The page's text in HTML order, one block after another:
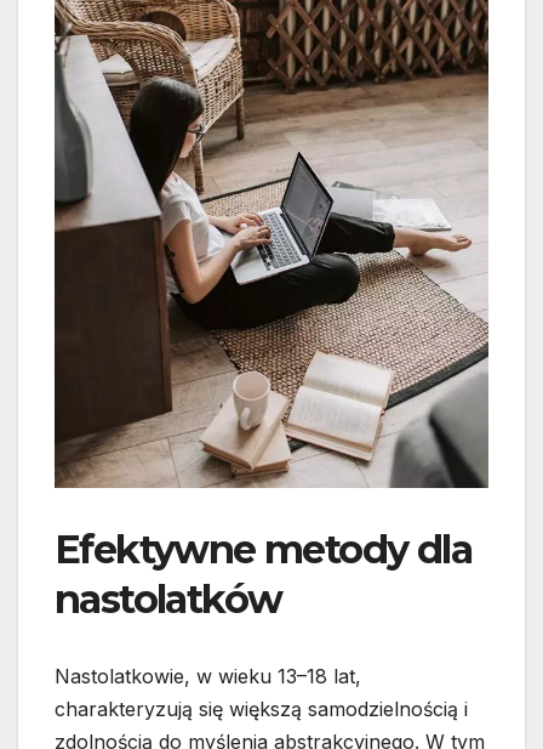
Efektywne metody dla
nastolatków
Nastolatkowie, w wieku 13–18 lat,
charakteryzują się większą samodzielnością i
zdolnością do myślenia abstrakcyjnego. W tym